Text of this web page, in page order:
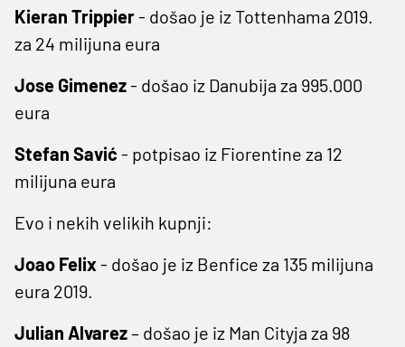
Kieran Trippier- došao je iz Tottenhama 2019.
za 24 milijuna eura
Jose Gimenez- došao iz Danubija za 995.000
eura
Stefan Savić - potpisao iz Fiorentine za 12
milijuna eura
Evo i nekih velikih kupnji:
Joao Felix- došao je iz Benfice za 135 milijuna
eura 2019.
Julian Alvarez– došao je iz Man Cityja za 98